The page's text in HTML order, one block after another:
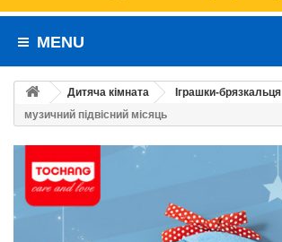
MENU
Дитяча кімната Іграшки-брязкальця
музичний підвісний місяць